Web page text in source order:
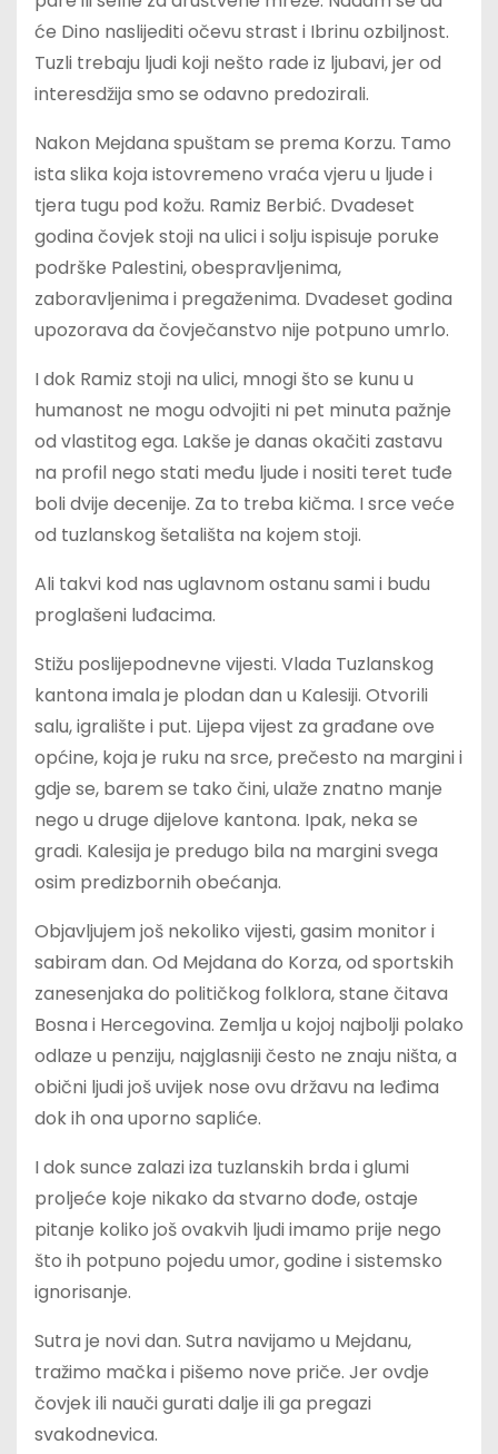
će Dino naslijediti očevu strast i Ibrinu ozbiljnost.
Tuzli trebaju ljudi koji nešto rade iz ljubavi, jer od
interesdžija smo se odavno predozirali.
Nakon Mejdana spuštam se prema Korzu. Tamo
ista slika koja istovremeno vraća vjeru u ljude i
tjera tugu pod kožu. Ramiz Berbić. Dvadeset
godina čovjek stoji na ulici i solju ispisuje poruke
podrške Palestini, obespravljenima,
zaboravljenima i pregaženima. Dvadeset godina
upozorava da čovječanstvo nije potpuno umrlo.
I dok Ramiz stoji na ulici, mnogi što se kunu u
humanost ne mogu odvojiti ni pet minuta pažnje
od vlastitog ega. Lakše je danas okačiti zastavu
na profil nego stati među ljude i nositi teret tuđe
boli dvije decenije. Za to treba kičma. I srce veće
od tuzlanskog šetališta na kojem stoji.
Ali takvi kod nas uglavnom ostanu sami i budu
proglašeni luđacima.
Stižu poslijepodnevne vijesti. Vlada Tuzlanskog
kantona imala je plodan dan u Kalesiji. Otvorili
salu, igralište i put. Lijepa vijest za građane ove
općine, koja je ruku na srce, prečesto na margini i
gdje se, barem se tako čini, ulaže znatno manje
nego u druge dijelove kantona. Ipak, neka se
gradi. Kalesija je predugo bila na margini svega
osim predizbornih obećanja.
Objavljujem još nekoliko vijesti, gasim monitor i
sabiram dan. Od Mejdana do Korza, od sportskih
zanesenjaka do političkog folklora, stane čitava
Bosna i Hercegovina. Zemlja u kojoj najbolji polako
odlaze u penziju, najglasniji često ne znaju ništa, a
obični ljudi još uvijek nose ovu državu na leđima
dok ih ona uporno sapliće.
I dok sunce zalazi iza tuzlanskih brda i glumi
proljeće koje nikako da stvarno dođe, ostaje
pitanje koliko još ovakvih ljudi imamo prije nego
što ih potpuno pojedu umor, godine i sistemsko
ignorisanje.
Sutra je novi dan. Sutra navijamo u Mejdanu,
tražimo mačka i pišemo nove priče. Jer ovdje
čovjek ili nauči gurati dalje ili ga pregazi
svakodnevica.